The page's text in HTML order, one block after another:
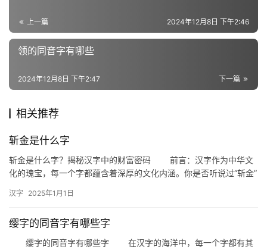
近
义
词
词
拼
音
上一篇 2024年12月8日 下午2:46
领的同音字有哪些
下一篇
2024年12月8日 下午2:47
相关推荐
斩金是什么字
斩金是什么字？揭秘汉字中的财富密码 前言：汉字作为中华文
化的瑰宝，每一个字都蕴含着深厚的文化内涵。你是否听说过“斩金”
汉字 2025年1月1日
缨字的同音字有哪些字
缨字的同音字有哪些字 在汉字的海洋中，每一个字都有其